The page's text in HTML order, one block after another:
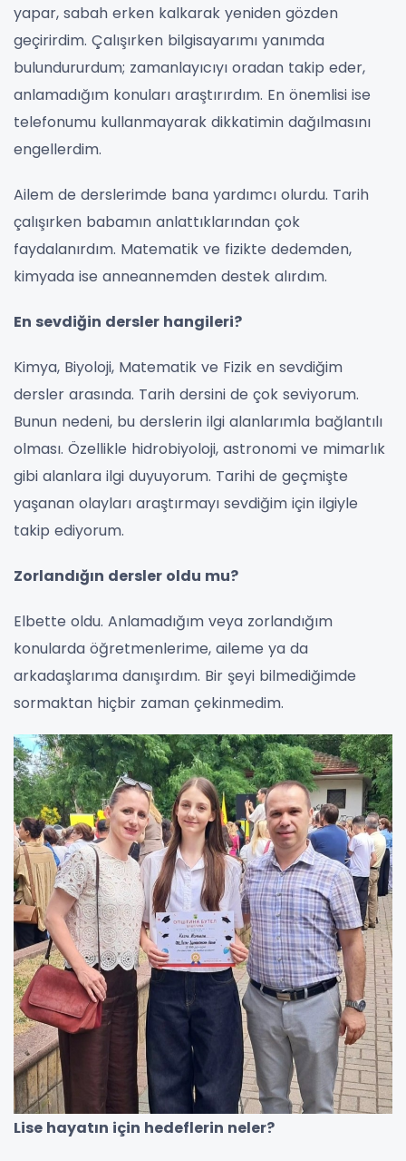
yapar, sabah erken kalkarak yeniden gözden
geçirirdim. Çalışırken bilgisayarımı yanımda
bulundururdum; zamanlayıcıyı oradan takip eder,
anlamadığım konuları araştırırdım. En önemlisi ise
telefonumu kullanmayarak dikkatimin dağılmasını
engellerdim.
Ailem de derslerimde bana yardımcı olurdu. Tarih
çalışırken babamın anlattıklarından çok
faydalanırdım. Matematik ve fizikte dedemden,
kimyada ise anneannemden destek alırdım.
En sevdiğin dersler hangileri?
Kimya, Biyoloji, Matematik ve Fizik en sevdiğim
dersler arasında. Tarih dersini de çok seviyorum.
Bunun nedeni, bu derslerin ilgi alanlarımla bağlantılı
olması. Özellikle hidrobiyoloji, astronomi ve mimarlık
gibi alanlara ilgi duyuyorum. Tarihi de geçmişte
yaşanan olayları araştırmayı sevdiğim için ilgiyle
takip ediyorum.
Zorlandığın dersler oldu mu?
Elbette oldu. Anlamadığım veya zorlandığım
konularda öğretmenlerime, aileme ya da
arkadaşlarıma danışırdım. Bir şeyi bilmediğimde
sormaktan hiçbir zaman çekinmedim.
Lise hayatın için hedeflerin neler?